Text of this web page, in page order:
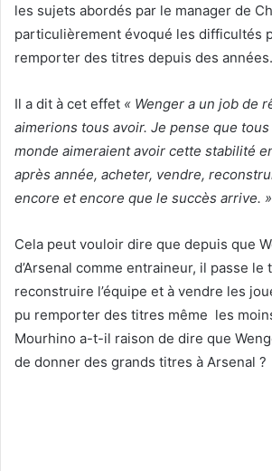
les sujets abordés par le manager de
particulièrement évoqué les difficultés
remporter des titres depuis des années.
Il a dit à cet effet « Wenger a un job de
aimerions tous avoir. Je pense que
monde aimeraient avoir cette stabilité
après année, acheter, vendre,
encore et encore que le succès arrive. »
Cela peut vouloir dire que depuis que
d’Arsenal comme entraineur, il passe le
reconstruire l’équipe et à vendre les
pu remporter des titres même les
Mourhino a-t-il raison de dire que
de donner des grands titres à Arsenal ?